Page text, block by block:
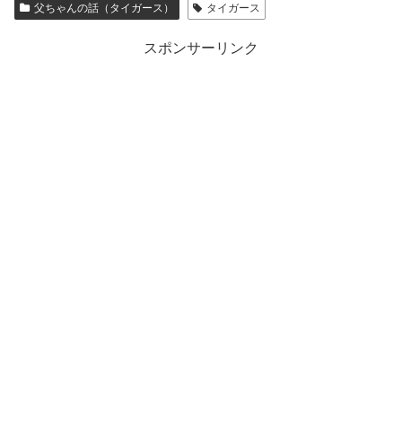
父ちゃんの話（タイガース） タイガース
スポンサーリンク